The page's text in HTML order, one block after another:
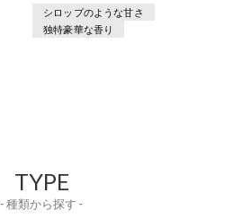
シロップのような甘さ
独特豪華な香り
TYPE
- 種類から探す -